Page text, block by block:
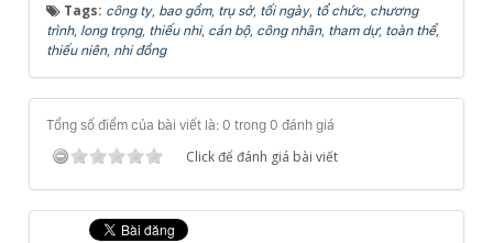
Tags: công ty, bao gồm, trụ sở, tối ngày, tổ chức, chương
trình, long trọng, thiếu nhi, cán bộ, công nhân, tham dự, toàn thể,
thiếu niên, nhi đồng
Tổng số điểm của bài viết là: 0 trong 0 đánh giá
Click để đánh giá bài viết